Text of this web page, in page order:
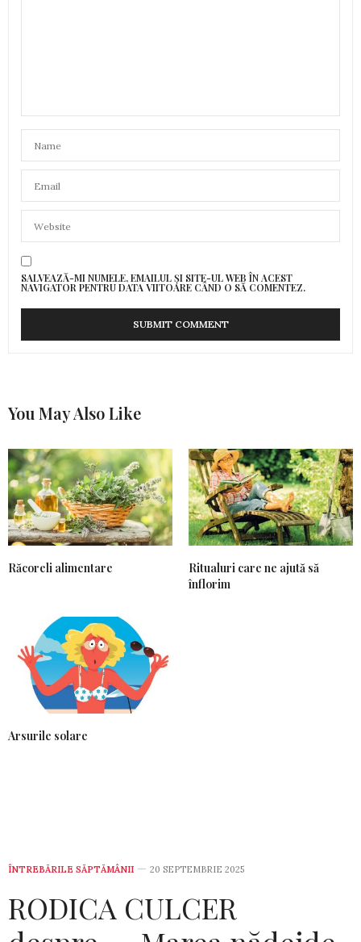
SALVEAZĂ-MI NUMELE, EMAILUL ȘI SITE-UL WEB ÎN ACEST
NAVIGATOR PENTRU DATA VIITOARE CÂND O SĂ COMENTEZ.
You May Also Like
Răcoreli alimentare
Ritualuri care ne ajută să
înflorim
Arsurile solare
ÎNTREBĂRILE SĂPTĂMÂNII 20 SEPTEMBRIE 2025
RODICA CULCER